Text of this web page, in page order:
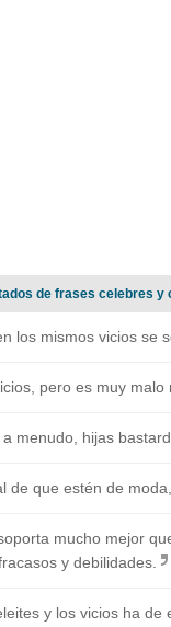
de frases celebres
los mismos vicios se
pero es muy malo
menudo, hijas
de que estén de
mucho mejor
y debilidades.
y los vicios ha de